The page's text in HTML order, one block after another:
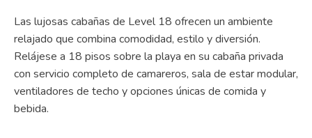
Las lujosas cabañas de Level 18 ofrecen un ambiente
relajado que combina comodidad, estilo y diversión.
Relájese a 18 pisos sobre la playa en su cabaña privada
con servicio completo de camareros, sala de estar modular,
ventiladores de techo y opciones únicas de comida y
bebida.